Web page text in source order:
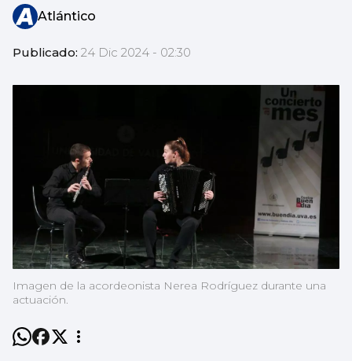
Atlántico
Publicado: 24 Dic 2024 - 02:30
Imagen de la acordeonista Nerea Rodríguez durante una
actuación.